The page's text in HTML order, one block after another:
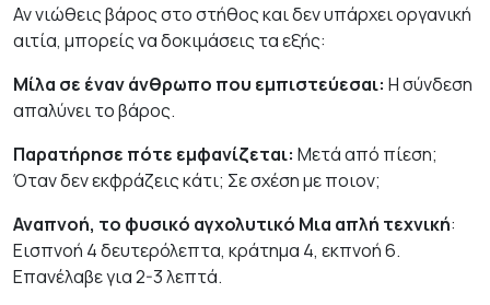
Αν νιώθεις βάρος στο στήθος και δεν υπάρχει οργανική
αιτία, μπορείς να δοκιμάσεις τα εξής:
Μίλα σε έναν άνθρωπο που εμπιστεύεσαι: Η σύνδεση
απαλύνει το βάρος.
Παρατήρησε πότε εμφανίζεται: Μετά από πίεση;
Όταν δεν εκφράζεις κάτι; Σε σχέση με ποιον;
Αναπνοή, το φυσικό αγχολυτικό Μια απλή τεχνική:
Εισπνοή 4 δευτερόλεπτα, κράτημα 4, εκπνοή 6.
Επανέλαβε για 2-3 λεπτά.